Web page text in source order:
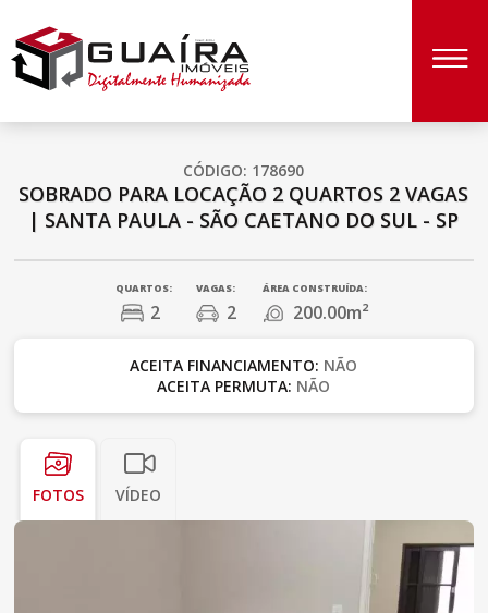
CÓDIGO: 178690
SOBRADO PARA LOCAÇÃO 2 QUARTOS 2 VAGAS
| SANTA PAULA - SÃO CAETANO DO SUL - SP
QUARTOS:
2
VAGAS:
2
ÁREA CONSTRUÍDA:
200.00m²
ACEITA FINANCIAMENTO: NÃO
ACEITA PERMUTA: NÃO
FOTOS VÍDEO